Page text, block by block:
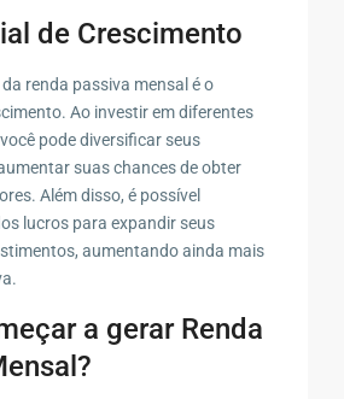
de Crescimento
renda passiva mensal é o
Ao investir em diferentes
pode diversificar seus
suas chances de obter
Além disso, é possível
lucros para expandir seus
aumentando ainda mais
a gerar Renda